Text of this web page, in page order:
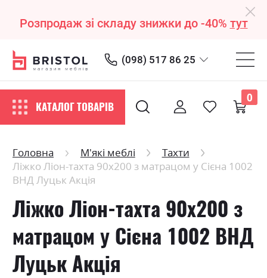
Розпродаж зі складу знижки до -40% тут
(098) 517 86 25
КАТАЛОГ ТОВАРІВ
0
Головна М'які меблі
Тахти
Ліжко Ліон-тахта 90х200 з матрацом у Сієна 1002
ВНД Луцьк Акція
Ліжко Ліон-тахта 90х200 з
матрацом у Сієна 1002 ВНД
Луцьк Акція